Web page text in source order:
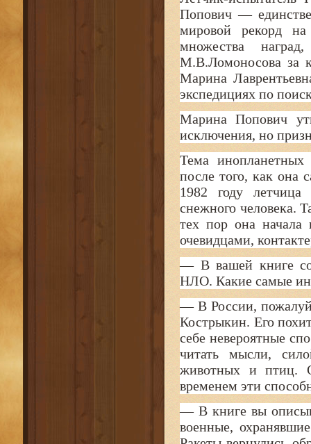
Попович —
мировой рекорд на
множества
М.В.Ломоносова за
Марина
экспедициях по
Марина Попович
исключения, но
Тема инопланетных
после того, как она
1982 году
снежного человека.
тех пор она
очевидцами,
— В вашей книге
НЛО. Какие самые
— В России,
Кострыкин. Его
себе невероятные
читать мысли,
животных и птиц.
временем эти
— В книге вы
военные,